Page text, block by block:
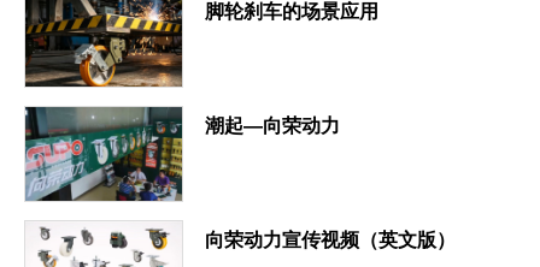
脚轮刹车的场景应用
潮起—向荣动力
向荣动力宣传视频（英文版）